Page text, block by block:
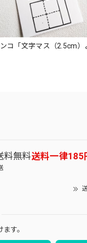
コ「文字マス（2.5cm）
料無料送料一律185
す。